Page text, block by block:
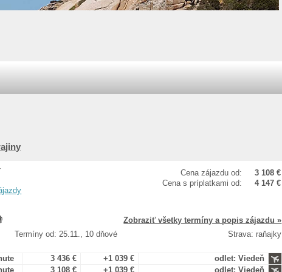
Cena zájazdu od:
3 108 €
Cena s príplatkami od:
4 147 €
Zobraziť všetky termíny a popis zájazdu »
Termíny od: 25.11., 10 dňové
Strava: raňajky
3 436 € +1 039 €
odlet: Viedeň
3 108 € +1 039 € odlet: Viedeň